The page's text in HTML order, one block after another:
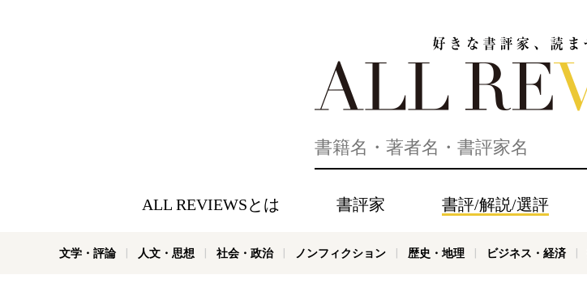
ALL REVIEWSとは 書評家 書評/解説/選評
文学・評論 人文・思想 社会・政治 ノンフィクション 歴史・地理 ビジネス・経済